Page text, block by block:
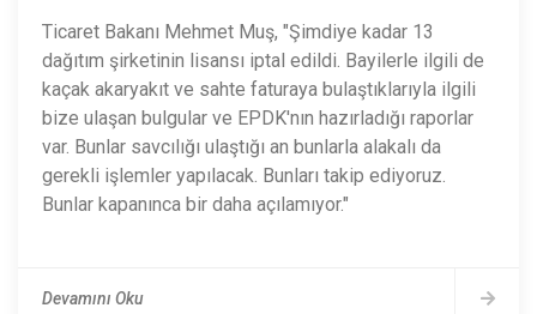
Ticaret Bakanı Mehmet Muş, "Şimdiye kadar 13
dağıtım şirketinin lisansı iptal edildi. Bayilerle ilgili de
kaçak akaryakıt ve sahte faturaya bulaştıklarıyla ilgili
bize ulaşan bulgular ve EPDK'nın hazırladığı raporlar
var. Bunlar savcılığı ulaştığı an bunlarla alakalı da
gerekli işlemler yapılacak. Bunları takip ediyoruz.
Bunlar kapanınca bir daha açılamıyor."
Devamını Oku